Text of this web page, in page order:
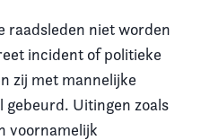
raadsleden niet worden
incident of politieke
zij met mannelijke
gebeurd. Uitingen zoals
voornamelijk